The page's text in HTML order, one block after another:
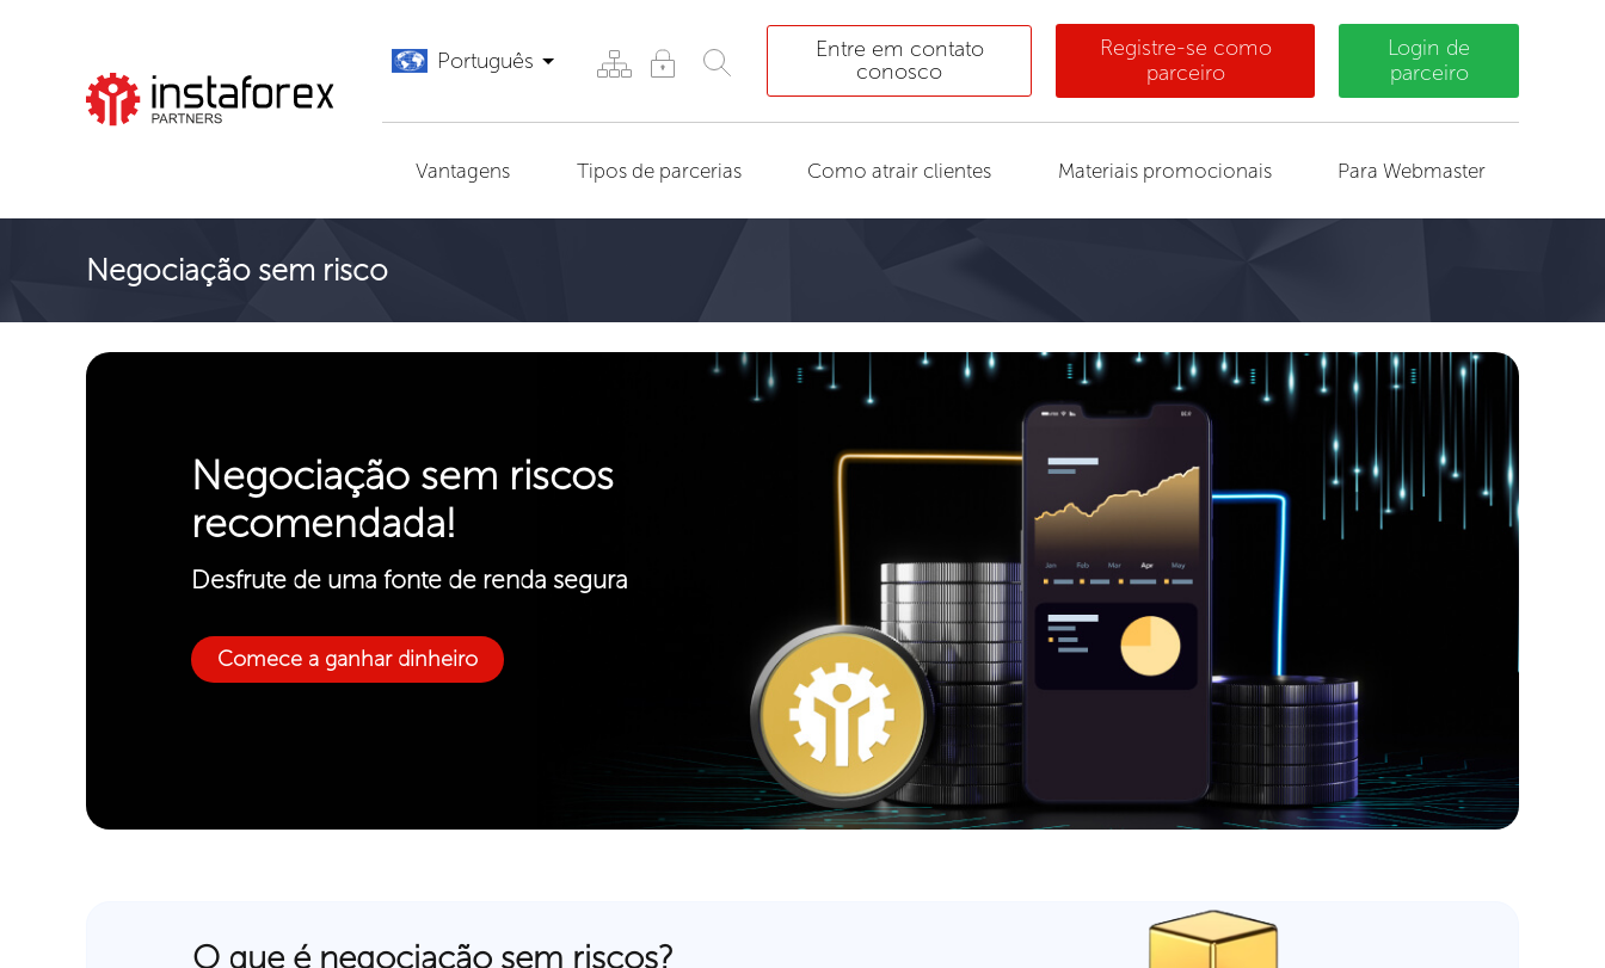
Português
Entre em contato
conosco
Registre-se como
parceiro
Login de
parceiro
Vantagens Tipos de parcerias Como atrair clientes Materiais promocionais Para Webmaster
Negociação sem risco
Negociação sem riscos
recomendada!
Desfrute de uma fonte de renda segura
Comece a ganhar dinheiro
O que é negociação sem riscos?